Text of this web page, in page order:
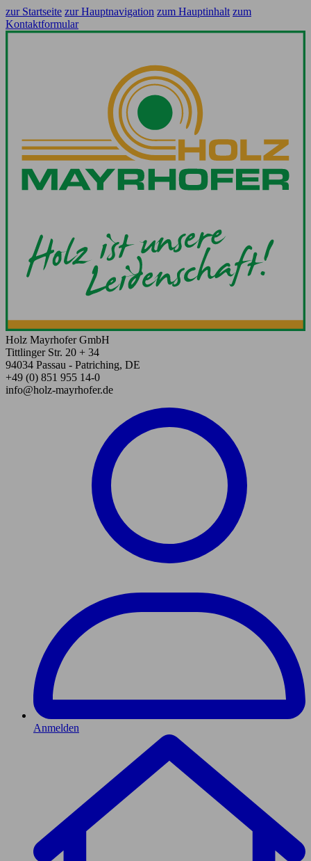
zur Startseite zur Hauptnavigation zum Hauptinhalt zum
Kontaktformular
Holz Mayrhofer GmbH
Tittlinger Str. 20 + 34
94034 Passau - Patriching, DE
+49 (0) 851 955 14-0
info@holz-mayrhofer.de
Anmelden